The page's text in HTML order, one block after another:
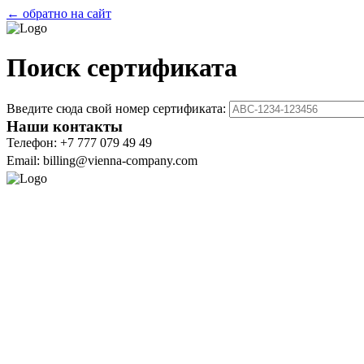
← обратно на сайт
Поиск сертификата
Введите сюда свой номер сертификата:
Наши контакты
Телефон: +7 777 079 49 49
Email: billing@vienna-company.com